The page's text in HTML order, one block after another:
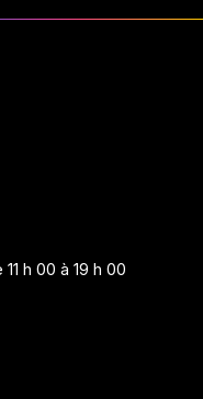
h 00 à 19 h 00